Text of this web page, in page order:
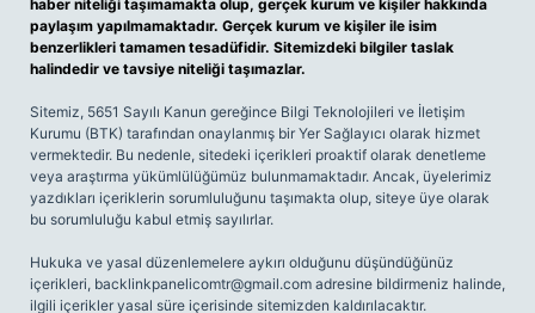
haber niteliği taşımamakta olup, gerçek kurum ve kişiler hakkında
paylaşım yapılmamaktadır. Gerçek kurum ve kişiler ile isim
benzerlikleri tamamen tesadüfidir. Sitemizdeki bilgiler taslak
halindedir ve tavsiye niteliği taşımazlar.
Sitemiz, 5651 Sayılı Kanun gereğince Bilgi Teknolojileri ve İletişim
Kurumu (BTK) tarafından onaylanmış bir Yer Sağlayıcı olarak hizmet
vermektedir. Bu nedenle, sitedeki içerikleri proaktif olarak denetleme
veya araştırma yükümlülüğümüz bulunmamaktadır. Ancak, üyelerimiz
yazdıkları içeriklerin sorumluluğunu taşımakta olup, siteye üye olarak
bu sorumluluğu kabul etmiş sayılırlar.
Hukuka ve yasal düzenlemelere aykırı olduğunu düşündüğünüz
içerikleri, backlinkpanelicomtr@gmail.com adresine bildirmeniz halinde,
ilgili içerikler yasal süre içerisinde sitemizden kaldırılacaktır.